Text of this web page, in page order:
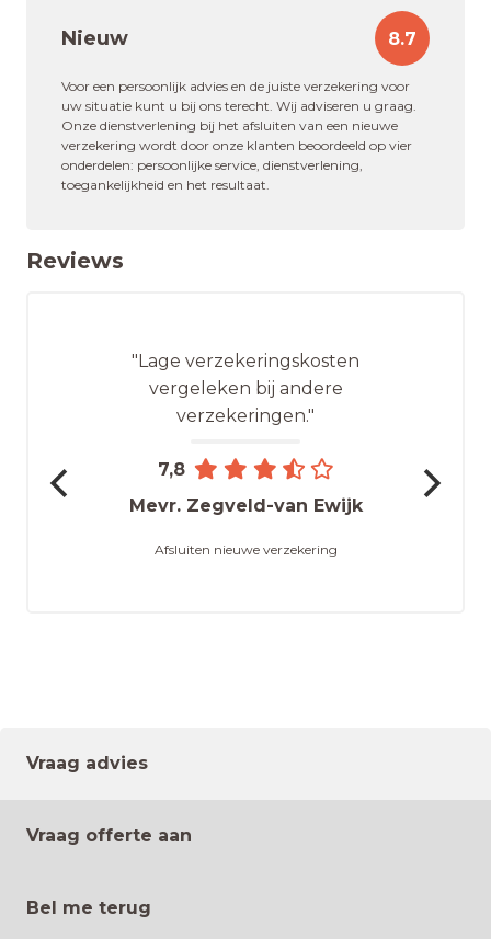
Nieuw 8.7
Voor een persoonlijk advies en de juiste verzekering voor
uw situatie kunt u bij ons terecht. Wij adviseren u graag.
Onze dienstverlening bij het afsluiten van een nieuwe
verzekering wordt door onze klanten beoordeeld op vier
onderdelen: persoonlijke service, dienstverlening,
toegankelijkheid en het resultaat.
Reviews
"Lage verzekeringskosten
vergeleken bij andere
verzekeringen."
7,8
Mevr. Zegveld-van Ewijk
Afsluiten nieuwe verzekering
Vraag advies
Vraag offerte aan
Bel me terug